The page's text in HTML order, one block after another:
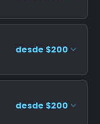
desde $200
desde $200